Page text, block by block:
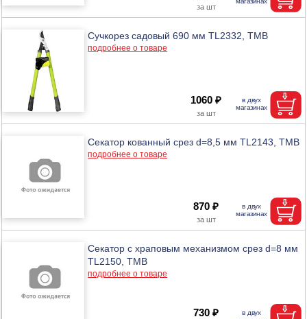
Сучкорез садовый 690 мм TL2332, ТМВ
подробнее о товаре
1060 ₽
Секатор кованный срез d=8,5 мм TL2143, ТМВ
подробнее о товаре
870 ₽
Секатор с храповым механизмом срез d=8 мм
TL2150, ТМВ
подробнее о товаре
730 ₽